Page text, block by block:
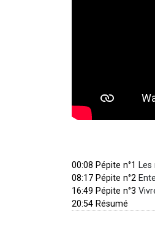
00:08 Pépite n°1
08:17 Pépite n°2
16:49 Pépite n°3
20:54 Résumé